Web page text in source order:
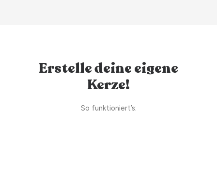
Erstelle deine eigene
Kerze!
So funktioniert’s: